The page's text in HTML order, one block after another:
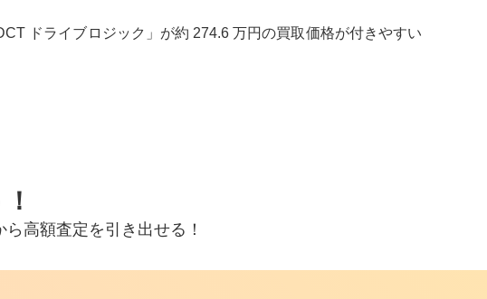
ドライブロジック」が約 274.6 万円の買取価格が付きやすい
高額査定を引き出せる！